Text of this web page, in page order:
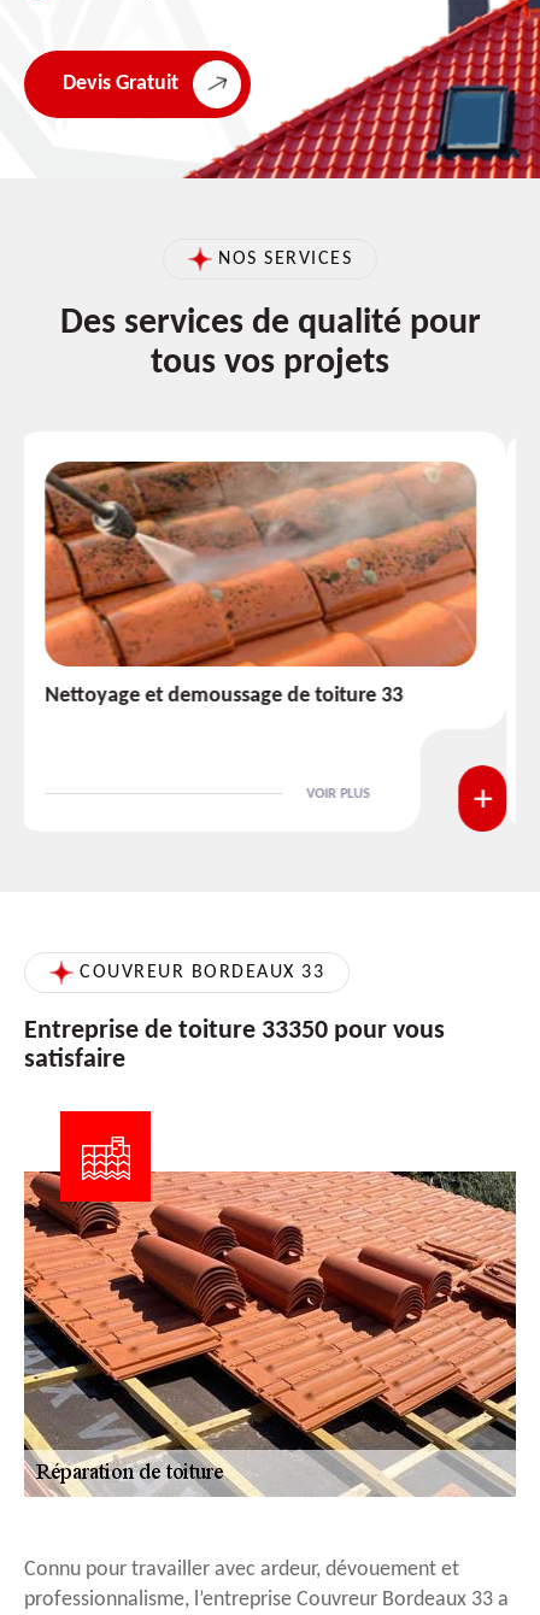
Devis Gratuit
NOS SERVICES
Des services de qualité pour
tous vos projets
Etanchéité toiture 33
VOIR PLUS
COUVREUR BORDEAUX 33
Entreprise de toiture 33350 pour vous
satisfaire
Connu pour travailler avec ardeur, dévouement et
professionnalisme, l’entreprise Couvreur Bordeaux 33 a